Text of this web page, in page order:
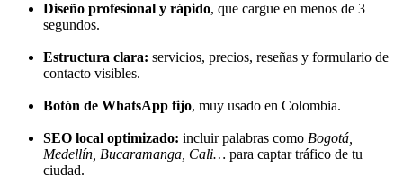
Diseño profesional y rápido, que cargue en menos de 3
segundos.
Estructura clara: servicios, precios, reseñas y formulario de
contacto visibles.
Botón de WhatsApp fijo, muy usado en Colombia.
SEO local optimizado: incluir palabras como Bogotá,
Medellín, Bucaramanga, Cali… para captar tráfico de tu
ciudad.